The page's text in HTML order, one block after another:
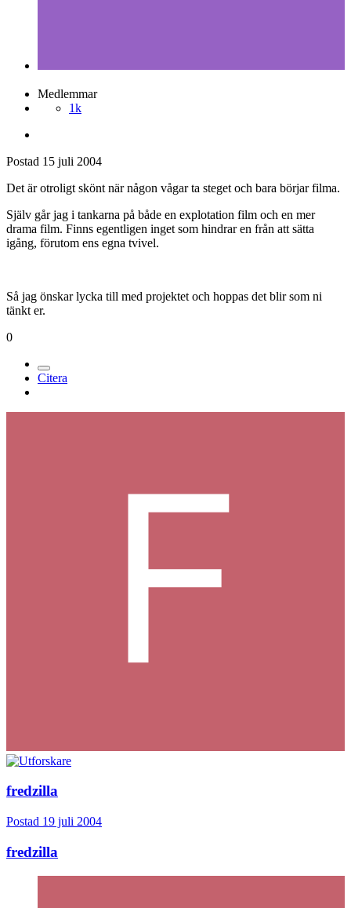
Medlemmar
1k
Postad 15 juli 2004
Det är otroligt skönt när någon vågar ta steget och bara börjar filma.
Själv går jag i tankarna på både en explotation film och en mer
drama film. Finns egentligen inget som hindrar en från att sätta
igång, förutom ens egna tvivel.
Så jag önskar lycka till med projektet och hoppas det blir som ni
tänkt er.
0
Citera
fredzilla
Postad 19 juli 2004
fredzilla